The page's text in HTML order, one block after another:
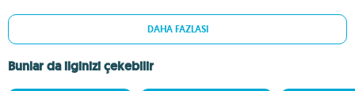
DAHA FAZLASI
Bunlar da ilginizi çekebilir